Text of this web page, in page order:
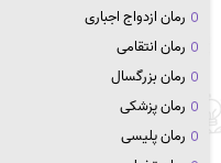
رمان ازدواج اجباری
رمان انتقامی
رمان بزرگسال
رمان پزشکی
رمان پلیسی